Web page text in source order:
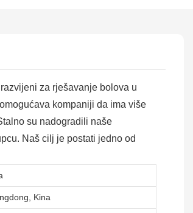
za rješavanje bolova u
kompaniji da ima više
su nadogradili naše
Naš cilj je postati jedno od
Kina